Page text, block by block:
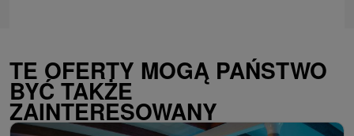
TE OFERTY MOGĄ PAŃSTWO
BYĆ TAKŻE
ZAINTERESOWANY